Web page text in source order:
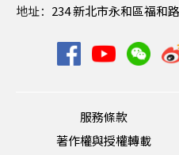
地址： 234 新北市永和區福和
服務條款
著作權與授權轉載